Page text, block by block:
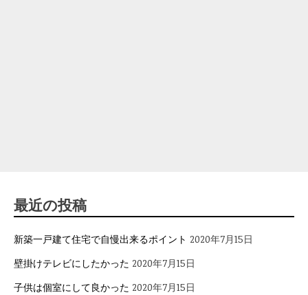
最近の投稿
新築一戸建て住宅で自慢出来るポイント 2020年7月15日
壁掛けテレビにしたかった 2020年7月15日
子供は個室にして良かった 2020年7月15日